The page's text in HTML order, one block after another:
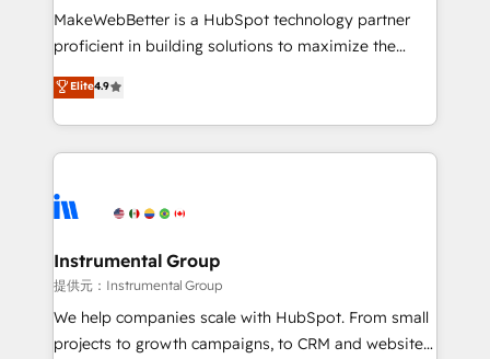
customer lifecycle through seamless integrations,
ensure long-term adoption with change-
and service to drive sustainable growth With 6 key
HubSpot accreditations and experience across
teams has worked with clients just like you Let’s
explore whether S2 is the partner you’ve been
MakeWebBetter is a HubSpot technology partner
proficient in building solutions to maximize the
operational efficiency of HubSpot. The fastest-
growing tech-enabler & facilitator, MakeWebBetter,
hands you the blend of HubSpot expertise &
eminent solutions & integrations. Trust us to
Elite Partners with 10+ years of HubSpot experience
Premier Partner 2023 🌟5 HubSpot Accreditations 🌟
Won HubSpot Theme Challenge 2021 🌟INBOUND’19
HubSpot Rising Star Why us? Harnessing the full
potential of the powerful HubSpot CRM. ✔️A team of
Elite4.9
Instrumental Group
提供元：Instrumental Group
We help companies scale with HubSpot. From small
projects to growth campaigns, to CRM and websites.